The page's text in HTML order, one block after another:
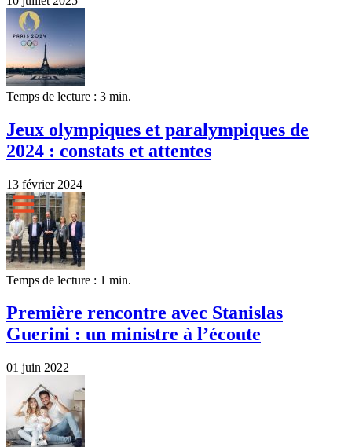
Temps de lecture : 3 min.
Jeux olympiques et paralympiques de
2024 : constats et attentes
13 février 2024
Temps de lecture : 1 min.
Première rencontre avec Stanislas
Guerini : un ministre à l’écoute
01 juin 2022